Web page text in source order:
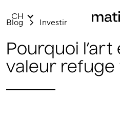
CH
Blog Investir
Pourquoi l’art
valeur refuge